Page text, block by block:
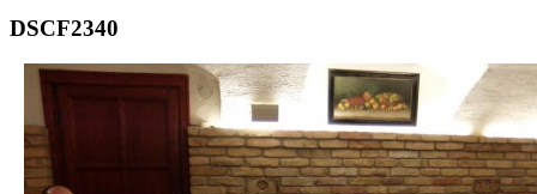
DSCF2340